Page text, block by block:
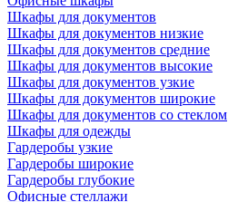
Шкафы для документов
Шкафы для документов низкие
Шкафы для документов средние
Шкафы для документов высокие
Шкафы для документов узкие
Шкафы для документов широкие
Шкафы для документов со стеклом
Шкафы для одежды
Гардеробы узкие
Гардеробы широкие
Гардеробы глубокие
Офисные стеллажи